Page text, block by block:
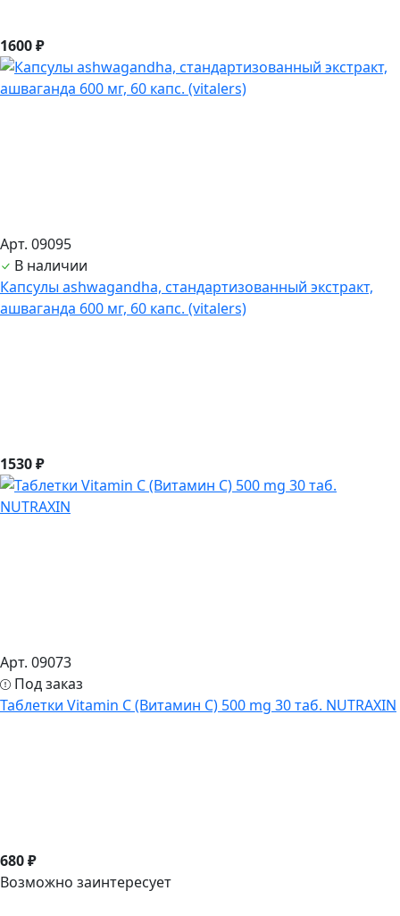
1600 ₽
Арт. 09095
В наличии
Капсулы ashwagandha, стандартизованный экстракт,
ашвагандa 600 мг, 60 капс. (vitalers)
1530 ₽
Арт. 09073
Под заказ
Таблетки Vitamin C (Витамин С) 500 mg 30 таб. NUTRAXIN
680 ₽
Возможно заинтересует